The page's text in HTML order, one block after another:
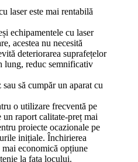
laser este mai rentabilă
echipamentele cu laser
acestea nu necesită
deteriorarea suprafețelor
lung, reduc semnificativ
să cumpăr un aparat cu
o utilizare frecventă pe
raport calitate-preț mai
proiecte ocazionale pe
inițiale. Închirierea
economică opțiune
la fața locului.